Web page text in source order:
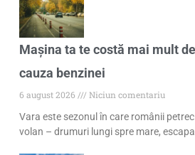
Mașina ta te costă mai mult
cauza benzinei
6 august 2026
Niciun comentariu
Vara este sezonul în care românii
volan – drumuri lungi spre mare,